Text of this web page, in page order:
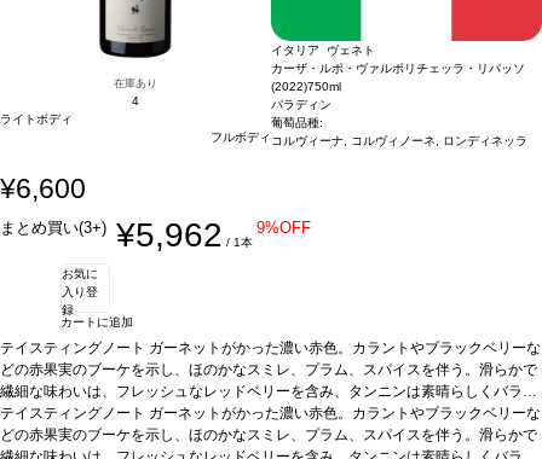
在庫あり
4
ライトボディ
フルボディ
イタリア ヴェネト
カーザ・ルポ・ヴァルポリチェッラ・リパッソ
(2022)750ml
パラディン
葡萄品種:
コルヴィーナ, コルヴィノーネ, ロンディネッラ
¥6,600
まとめ買い(3+) ¥5,962 / 1本
9%OFF
お気に
入り登
録
カートに追加
テイスティングノート ガーネットがかった濃い赤色。カラントやブラックベリーな
どの赤果実のブーケを示し、ほのかなスミレ、プラム、スパイスを伴う。滑らかで
繊細な味わいは、フレッシュなレッドベリーを含み、タンニンは素晴らしくバラン
スが取れている。合う料理きのこのリゾット、赤身肉、バーベキュー、うさぎの
煮込み、チーズなどと好相性葡萄品種コルヴィーナ 65%、コルヴィノーネ 15%、
テイスティングノート ガーネットがかった濃い赤色。カラントやブラックベリーな
どの赤果実のブーケを示し、ほのかなスミレ、プラム、スパイスを伴う。滑らかで